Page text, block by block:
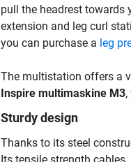
pull the headrest towards
extension and leg curl
you can purchase a leg
The multistation offers a
Inspire multimaskine M3,
Sturdy design
Thanks to its steel